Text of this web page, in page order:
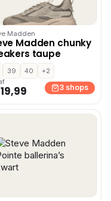
Madden
Madden chunky
taupe
39 40
+2
3 shops